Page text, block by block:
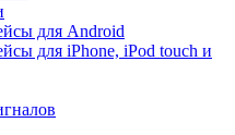
для Android
для iPhone, iPod touch и